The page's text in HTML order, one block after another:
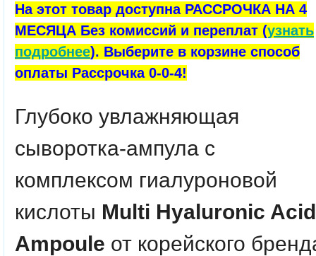
На этот товар доступна РАССРОЧКА НА 4
МЕСЯЦА Без комиссий и переплат (узнать
подробнее). Выберите в корзине способ
оплаты Рассрочка 0-0-4!
Глубоко увлажняющая
сыворотка-ампула с
комплексом гиалуроновой
кислоты Multi Hyaluronic Acid
Ampoule от корейского